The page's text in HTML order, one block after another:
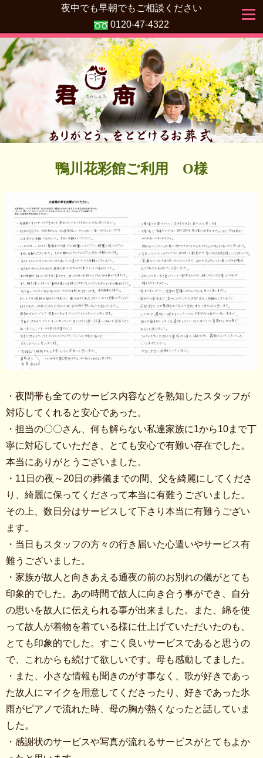
夜中でも早朝でもご相談ください
0120-47-4322
鴨川花彩館ご利用 O様
・夜間帯も全てのサービス内容などを熟知したスタッフが
対応してくれると安心であった。
・担当の〇〇さん、何も解らない私達家族に1から10まで丁
寧に対応していただき、とても安心で有難い存在でした。
本当にありがとうございました。
・11日の夜～20日の葬儀までの間、父を綺麗にしてくださ
り、綺麗に保ってくださって本当に有難うございました。
その上、数日分はサービスして下さり本当に有難うござい
ます。
・当日もスタッフの方々の行き届いた心遣いやサービス有
難うございました。
・家族が故人と向きあえる通夜の前のお別れの儀がとても
印象的でした。あの時間で故人に向き合う事ができ、自分
の思いを故人に伝えられる事が出来ました。また、綿を使
って故人が着物を着ている様に仕上げていただいたのも、
とても印象的でした。すごく良いサービスであると思うの
で、これからも続けて欲しいです。母も感動してました。
・また、小さな情報も聞きのがす事なく、歌が好きであっ
た故人にマイクを用意してくださったり、好きであった氷
雨がピアノで流れた時、母の胸が熱くなったと話していま
した。
・感謝状のサービスや写真が流れるサービスがとてもよか